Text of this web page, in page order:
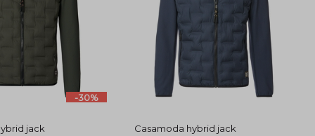
-30%
jack Casamoda hybrid jack